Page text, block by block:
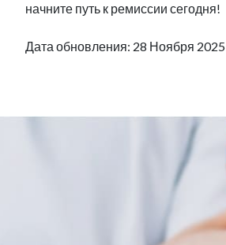
начните путь к ремиссии сегодня!
Дата обновления: 28 Ноября 2025